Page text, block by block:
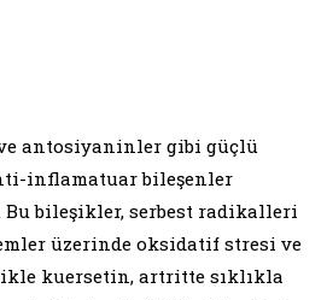
antosiyaninler gibi güçlü
inflamatuar bileşenler
Bu bileşikler, serbest radikalleri
üzerinde oksidatif stresi ve
kuersetin, artritte sıklıkla